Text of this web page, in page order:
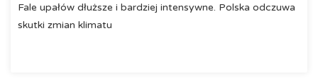
Fale upałów dłuższe i bardziej intensywne. Polska odczuwa
skutki zmian klimatu